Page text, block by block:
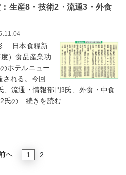
生産8・技術2・流通3・外食
日本食糧新
）食品産業功
ホテルニュー
される。今回
、流通・情報部門3氏、外食・中食
氏の…続きを読む
へ 1 2